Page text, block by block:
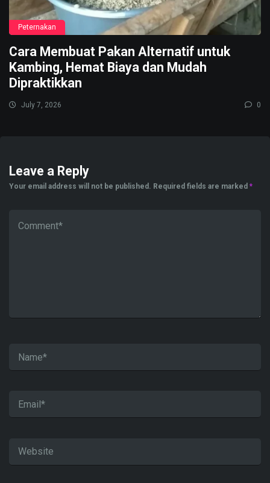
Peternakan
Cara Membuat Pakan Alternatif untuk
Kambing, Hemat Biaya dan Mudah
Dipraktikkan
July 7, 2026 0
Leave a Reply
Your email address will not be published. Required fields are marked *